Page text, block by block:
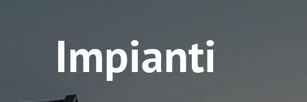
Impianti